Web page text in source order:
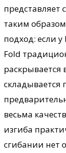
представляет
таким
подход: если
Fold
складывается
весьма
изгиба
сгибании нет